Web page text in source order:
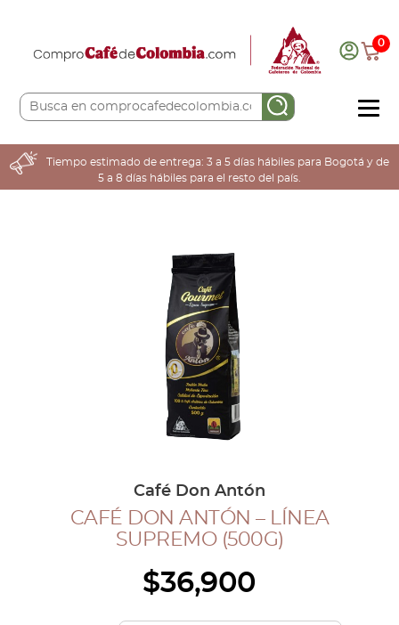
0
COMPRA AQUÍ
COLOMBIA CAFETERA
COLECCIÓN CAFETERA
INGRESAR
Tiempo estimado de entrega: 3 a 5 días hábiles para Bogotá y de
5 a 8 días hábiles para el resto del país.
Café Don Antón
CAFÉ DON ANTÓN – LÍNEA
SUPREMO (500G)
$36,900